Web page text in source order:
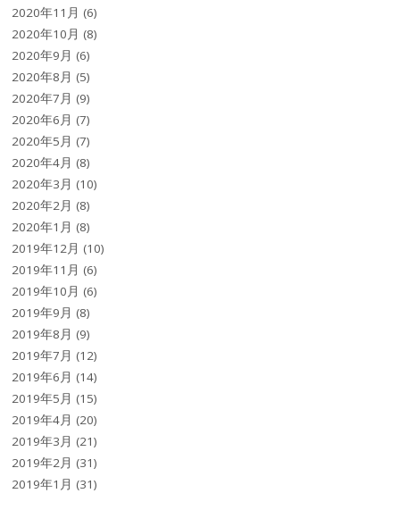
2020年11月 (6)
2020年10月 (8)
2020年9月 (6)
2020年8月 (5)
2020年7月 (9)
2020年6月 (7)
2020年5月 (7)
2020年4月 (8)
2020年3月 (10)
2020年2月 (8)
2020年1月 (8)
2019年12月 (10)
2019年11月 (6)
2019年10月 (6)
2019年9月 (8)
2019年8月 (9)
2019年7月 (12)
2019年6月 (14)
2019年5月 (15)
2019年4月 (20)
2019年3月 (21)
2019年2月 (31)
2019年1月 (31)